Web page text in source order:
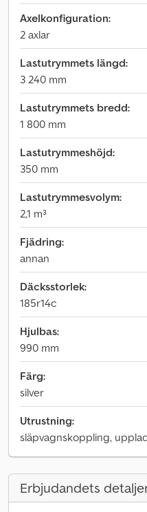
Axelkonfiguration:
2 axlar
Lastutrymmets längd:
3 240 mm
Lastutrymmets bredd:
1 800 mm
Lastutrymmeshöjd:
350 mm
Lastutrymmesvolym:
2,1 m³
Fjädring:
annan
Däcksstorlek:
185r14c
Hjulbas:
990 mm
Färg:
silver
Utrustning:
släpvagnskoppling,
Erbjudandets